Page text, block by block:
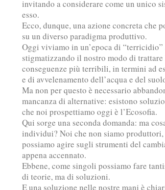
invitando a considerare come un unico
esso.
Ecco, dunque, una azione concreta che
su un diverso paradigma produttivo.
Oggi viviamo in un’epoca di
stigmatizzando il nostro modo di
conseguenze più terribili, in termini ad
e di avvelenamento dell’acqua e del
Ma non per questo è necessario
mancanza di alternative: esistono
che noi prospettiamo oggi è l’Ecosofia.
Qui sorge una seconda domanda: ma
individui? Noi che non siamo
possiamo agire sugli strumenti del
appena accennato.
Ebbene, come singoli possiamo fare
di teorie, ma di soluzioni.
E una soluzione nelle nostre mani è